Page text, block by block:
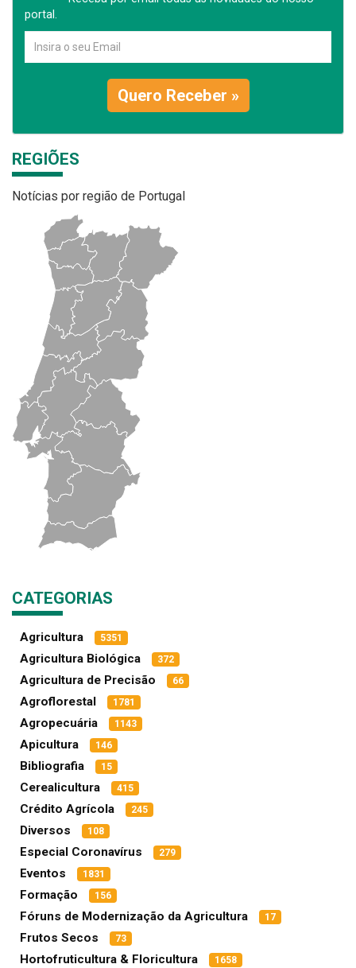
portal.
Quero Receber »
REGIÕES
Notícias por região de Portugal
CATEGORIAS
Agricultura 5351
Agricultura Biológica 372
Agricultura de Precisão 66
Agroflorestal 1781
Agropecuária 1143
Apicultura 146
Bibliografia 15
Cerealicultura 415
Crédito Agrícola 245
Diversos 108
Especial Coronavírus 279
Eventos 1831
Formação 156
Fóruns de Modernização da Agricultura 17
Frutos Secos 73
Hortofruticultura & Floricultura 1658